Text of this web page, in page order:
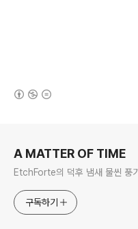
A MATTER OF TIME
EtchForte의 덕후 냄새 물씬 풍
구독하기